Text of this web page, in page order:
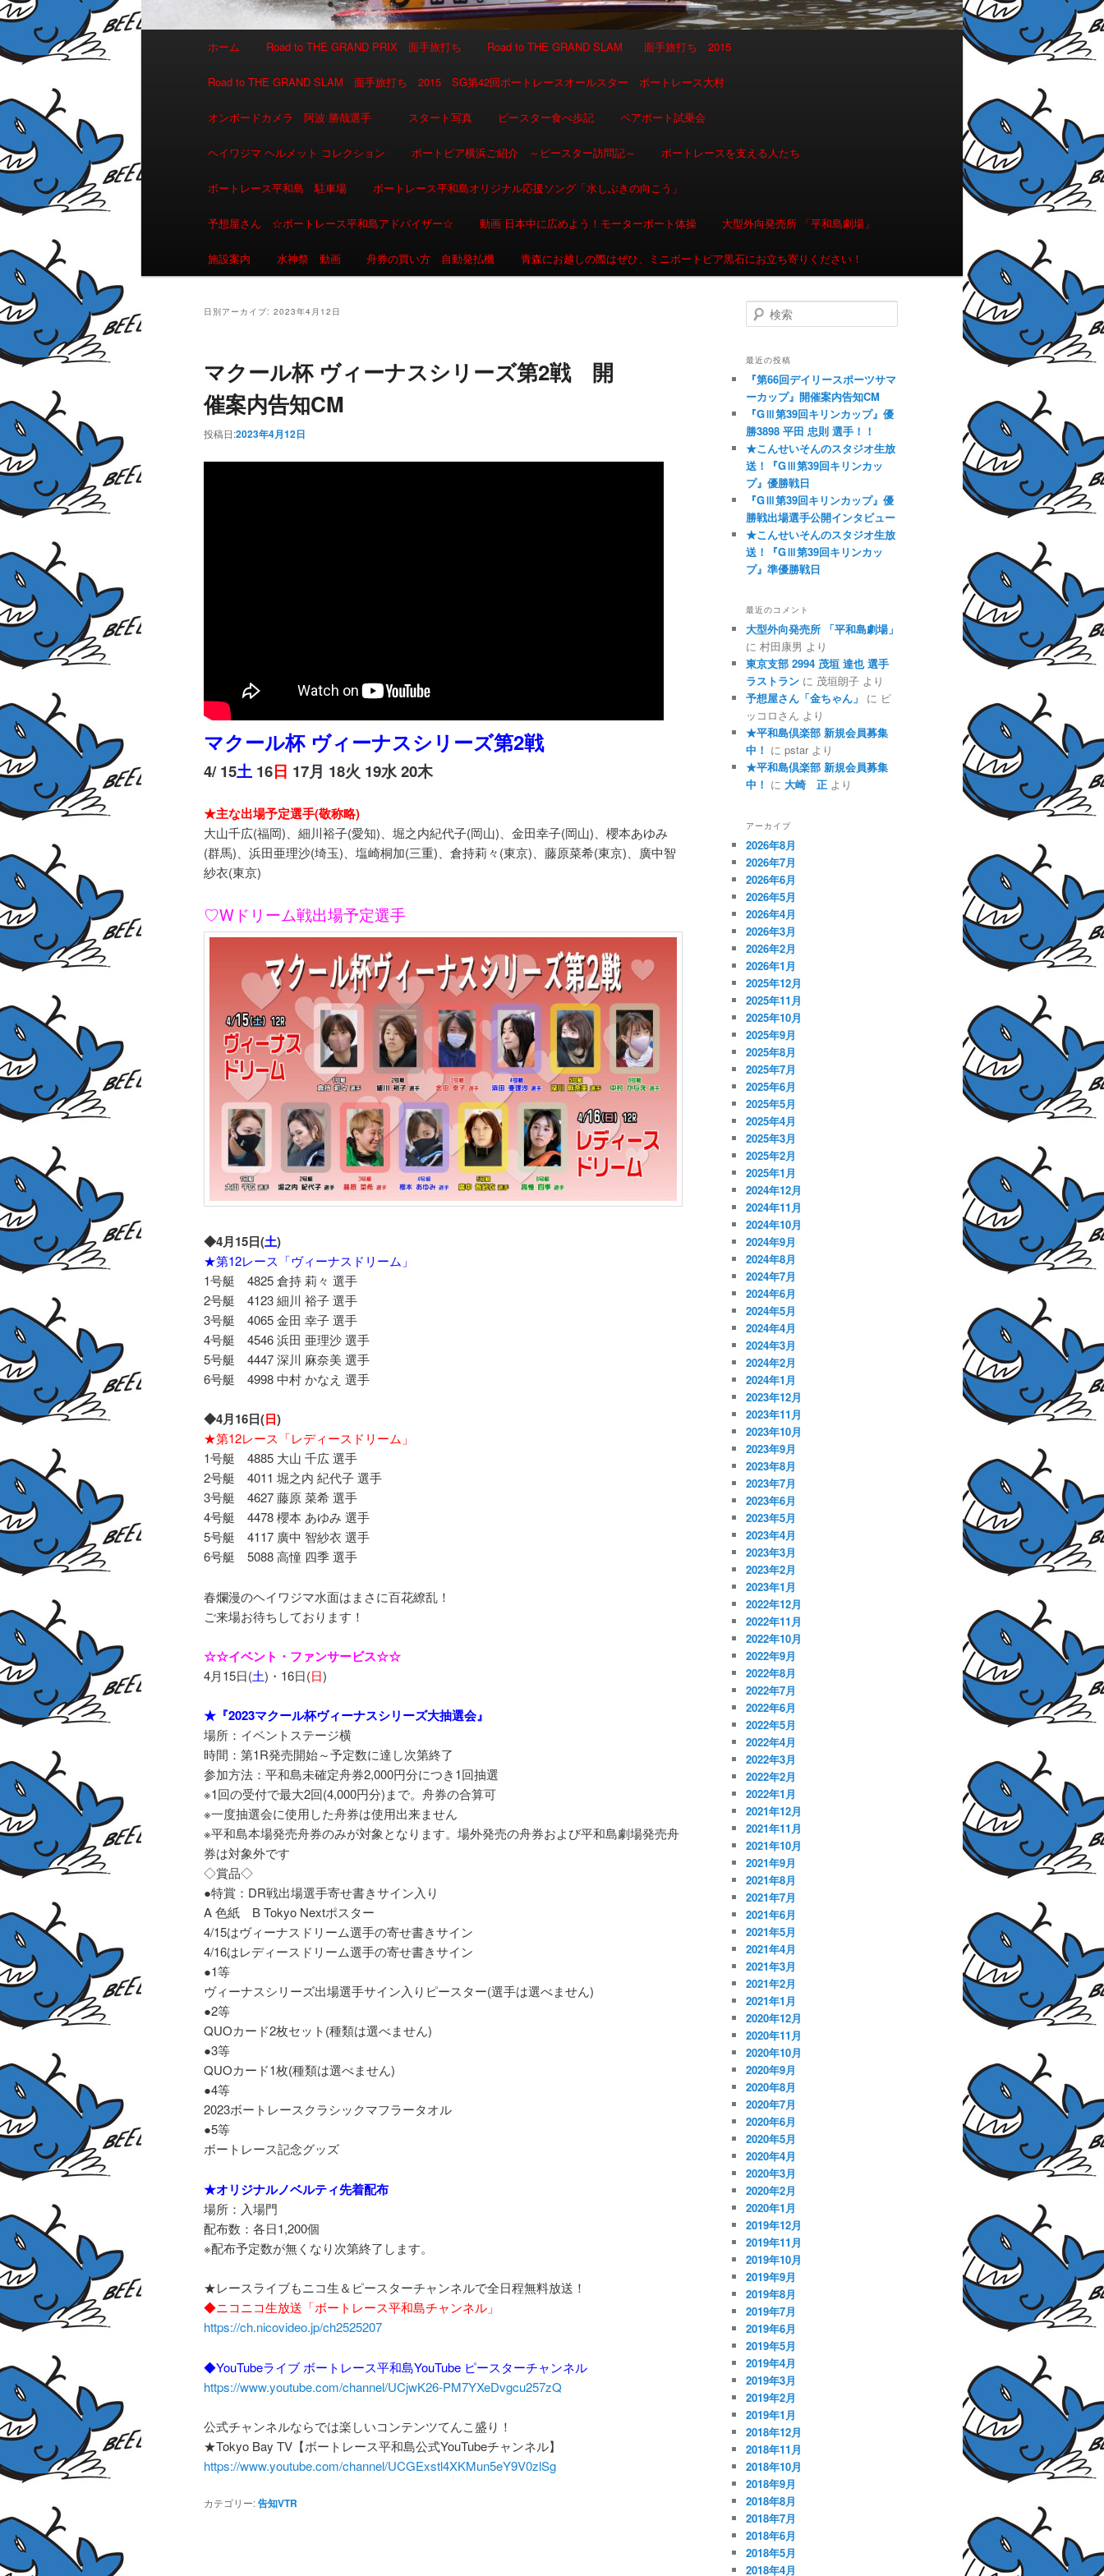
メインコンテンツへ移動
サブコンテンツへ移動
ホーム Road to THE GRAND PRIX 面手旅打ち Road to THE GRAND SLAM 面手旅打ち 2015
Road to THE GRAND SLAM 面手旅打ち 2015 SG第42回ボートレースオールスター ボートレース大村
オンボードカメラ 阿波 勝哉選手 スタート写真 ピースター食べ歩記 ペアボート試乗会
ヘイワジマ ヘルメット コレクション ボートピア横浜ご紹介 ～ピースター訪問記～ ボートレースを支える人たち
ボートレース平和島 駐車場 ボートレース平和島オリジナル応援ソング「水しぶきの向こう」
予想屋さん ☆ボートレース平和島アドバイザー☆ 動画 日本中に広めよう！モーターボート体操 大型外向発売所 「平和島劇場」
施設案内 水神祭 動画 舟券の買い方 自動発払機 青森にお越しの際はぜひ、ミニボートピア黒石にお立ち寄りください！
日別アーカイブ: 2023年4月12日
マクール杯 ヴィーナスシリーズ第2戦 開
催案内告知CM
投稿日:2023年4月12日
マクール杯 ヴィーナスシリーズ第2戦
4/ 15土 16日 17月 18火 19水 20木
★主な出場予定選手(敬称略)
大山千広(福岡)、細川裕子(愛知)、堀之内紀代子(岡山)、金田幸子(岡山)、櫻本あゆみ
(群馬)、浜田亜理沙(埼玉)、塩崎桐加(三重)、倉持莉々(東京)、藤原菜希(東京)、廣中智
紗衣(東京)
♡Wドリーム戦出場予定選手
◆4月15日(土)
★第12レース「ヴィーナスドリーム」
1号艇 4825 倉持 莉々 選手
2号艇 4123 細川 裕子 選手
3号艇 4065 金田 幸子 選手
4号艇 4546 浜田 亜理沙 選手
5号艇 4447 深川 麻奈美 選手
6号艇 4998 中村 かなえ 選手
◆4月16日(日)
★第12レース「レディースドリーム」
1号艇 4885 大山 千広 選手
2号艇 4011 堀之内 紀代子 選手
3号艇 4627 藤原 菜希 選手
4号艇 4478 櫻本 あゆみ 選手
5号艇 4117 廣中 智紗衣 選手
6号艇 5088 高憧 四季 選手
春爛漫のヘイワジマ水面はまさに百花繚乱！
ご来場お待ちしております！
☆☆イベント・ファンサービス☆☆
4月15日(土)・16日(日)
★『2023マクール杯ヴィーナスシリーズ大抽選会』
場所：イベントステージ横
時間：第1R発売開始～予定数に達し次第終了
参加方法：平和島未確定舟券2,000円分につき1回抽選
※1回の受付で最大2回(4,000円分)まで。舟券の合算可
※一度抽選会に使用した舟券は使用出来ません
※平和島本場発売舟券のみが対象となります。場外発売の舟券および平和島劇場発売舟
券は対象外です
◇賞品◇
●特賞：DR戦出場選手寄せ書きサイン入り
A 色紙 B Tokyo Nextポスター
4/15はヴィーナスドリーム選手の寄せ書きサイン
4/16はレディースドリーム選手の寄せ書きサイン
●1等
ヴィーナスシリーズ出場選手サイン入りピースター(選手は選べません)
●2等
QUOカード2枚セット(種類は選べません)
●3等
QUOカード1枚(種類は選べません)
●4等
2023ボートレースクラシックマフラータオル
●5等
ボートレース記念グッズ
★オリジナルノベルティ先着配布
場所：入場門
配布数：各日1,200個
※配布予定数が無くなり次第終了します。
★レースライブもニコ生＆ピースターチャンネルで全日程無料放送！
◆ニコニコ生放送「ボートレース平和島チャンネル」
https://ch.nicovideo.jp/ch2525207
◆YouTubeライブ ボートレース平和島YouTube ピースターチャンネル
https://www.youtube.com/channel/UCjwK26-PM7YXeDvgcu257zQ
公式チャンネルならでは楽しいコンテンツてんこ盛り！
★Tokyo Bay TV【ボートレース平和島公式YouTubeチャンネル】
https://www.youtube.com/channel/UCGExstl4XKMun5eY9V0zlSg
カテゴリー:告知VTR
検索
最近の投稿
『第66回デイリースポーツサマ
ーカップ』開催案内告知CM
『GⅢ第39回キリンカップ』優
勝3898 平田 忠則 選手！！
★こんせいそんのスタジオ生放
送！『GⅢ第39回キリンカッ
プ』優勝戦日
『GⅢ第39回キリンカップ』優
勝戦出場選手公開インタビュー
★こんせいそんのスタジオ生放
送！『GⅢ第39回キリンカッ
プ』準優勝戦日
最近のコメント
大型外向発売所 「平和島劇場」
に 村田康男 より
東京支部 2994 茂垣 達也 選手
ラストラン に 茂垣朗子 より
予想屋さん「金ちゃん」
に ピ
ッコロさん より
★平和島倶楽部 新規会員募集
中！ に pstar より
★平和島倶楽部 新規会員募集
中！ に 大崎 正 より
アーカイブ
2026年8月
2026年7月
2026年6月
2026年5月
2026年4月
2026年3月
2026年2月
2026年1月
2025年12月
2025年11月
2025年10月
2025年9月
2025年8月
2025年7月
2025年6月
2025年5月
2025年4月
2025年3月
2025年2月
2025年1月
2024年12月
2024年11月
2024年10月
2024年9月
2024年8月
2024年7月
2024年6月
2024年5月
2024年4月
2024年3月
2024年2月
2024年1月
2023年12月
2023年11月
2023年10月
2023年9月
2023年8月
2023年7月
2023年6月
2023年5月
2023年4月
2023年3月
2023年2月
2023年1月
2022年12月
2022年11月
2022年10月
2022年9月
2022年8月
2022年7月
2022年6月
2022年5月
2022年4月
2022年3月
2022年2月
2022年1月
2021年12月
2021年11月
2021年10月
2021年9月
2021年8月
2021年7月
2021年6月
2021年5月
2021年4月
2021年3月
2021年2月
2021年1月
2020年12月
2020年11月
2020年10月
2020年9月
2020年8月
2020年7月
2020年6月
2020年5月
2020年4月
2020年3月
2020年2月
2020年1月
2019年12月
2019年11月
2019年10月
2019年9月
2019年8月
2019年7月
2019年6月
2019年5月
2019年4月
2019年3月
2019年2月
2019年1月
2018年12月
2018年11月
2018年10月
2018年9月
2018年8月
2018年7月
2018年6月
2018年5月
2018年4月